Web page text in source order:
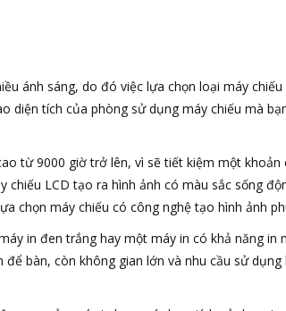
ánh sáng, do đó việc lựa chọn loại máy
diện tích của phòng sử dụng máy chiếu mà
từ 9000 giờ trở lên, vì sẽ tiết kiệm một khoản
LCD tạo ra hình ảnh có màu sắc sống
chọn máy chiếu có công nghệ tạo hình ảnh
in đen trắng hay một máy in có khả năng in
bàn, còn không gian lớn và nhu cầu sử